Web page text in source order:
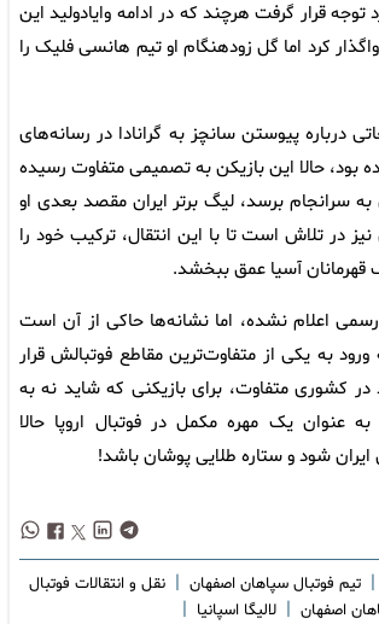
قرار گرفت هرچند که در ادامه وایادولید این
کرد اما گل زودهنگام او تیم هانسی فلیک را
درباره پیوستن سانچز به گرانادا در رسانه‌های
بود، حالا این بازیکن به تصمیمی متفاوت رسیده
به سرانجام برسد، لیگ برتر ایران مقصد بعدی او
در تلاش است تا با این انتقال، ترکیب خود را
قهرمانان آسیا عمق ببخشد.
رسمی اعلام نشده، اما نشانه‌ها حاکی از آن است
به یکی از متفاوت‌ترین مقاطع فوتبالش قرار
در کشوری متفاوت، برای بازیکنی که شاید نه به
به عنوان یک مهره مکمل در فوتبال اروپا حالا
ایران شود و ستاره طلایی پوشان باشد!
| تیم فوتبال سپاهان اصفهان | نقل و انتقالات فوتبال
اصفهان | لالیگا اسپانیا |